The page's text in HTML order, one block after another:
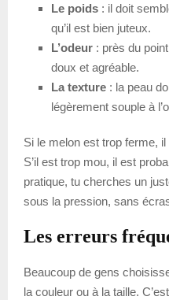
Le poids : il doit
qu’il est bien juteux.
L’odeur : près du
doux et agréable.
La texture : la peau
légèrement souple à
Si le melon est trop ferme,
S’il est trop mou, il est
pratique, tu cherches un
sous la pression, sans
Les erreurs
Beaucoup de gens
la couleur ou à la taille.